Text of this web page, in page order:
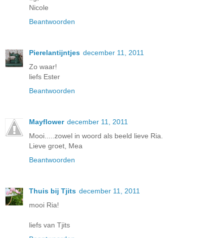
Nicole
Beantwoorden
Pierelantijntjes december 11, 2011
Zo waar!
liefs Ester
Beantwoorden
Mayflower december 11, 2011
Mooi.....zowel in woord als beeld lieve Ria.
Lieve groet, Mea
Beantwoorden
Thuis bij Tjits december 11, 2011
mooi Ria!
liefs van Tjits